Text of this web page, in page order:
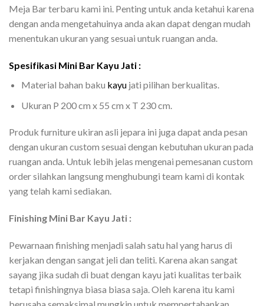
Meja Bar terbaru kami ini. Penting untuk anda ketahui karena
dengan anda mengetahuinya anda akan dapat dengan mudah
menentukan ukuran yang sesuai untuk ruangan anda.
Spesifikasi Mini Bar Kayu Jati :
Material bahan baku kayujati pilihan berkualitas.
Ukuran P 200 cm x 55 cm x T 230 cm.
Produk furniture ukiran asli jepara ini juga dapat anda pesan
dengan ukuran custom sesuai dengan kebutuhan ukuran pada
ruangan anda. Untuk lebih jelas mengenai pemesanan custom
order silahkan langsung menghubungi team kami di kontak
yang telah kami sediakan.
Finishing Mini Bar Kayu Jati :
Pewarnaan finishing menjadi salah satu hal yang harus di
kerjakan dengan sangat jeli dan teliti. Karena akan sangat
sayang jika sudah di buat dengan kayu jati kualitas terbaik
tetapi finishingnya biasa biasa saja. Oleh karena itu kami